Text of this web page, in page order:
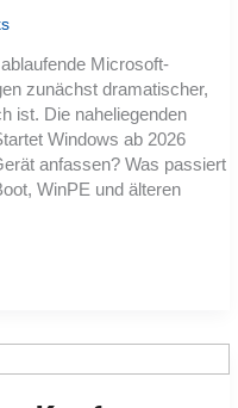
Microsoft-
zunächst dramatischer,
ist. Die naheliegenden
Windows ab 2026
anfassen? Was passiert
WinPE und älteren